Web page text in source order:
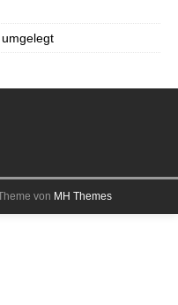
von MH Themes